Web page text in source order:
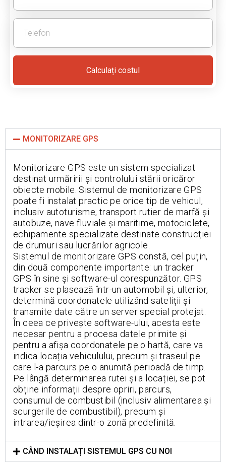
Calculați costul
MONITORIZARE GPS
Monitorizare GPS este un sistem specializat
destinat urmăririi și controlului stării oricăror
obiecte mobile. Sistemul de monitorizare GPS
poate fi instalat practic pe orice tip de vehicul,
inclusiv autoturisme, transport rutier de marfă și
autobuze, nave fluviale și maritime, motociclete,
echipamente specializate destinate construcției
de drumuri sau lucrărilor agricole.⠀
Sistemul de monitorizare GPS constă, cel puțin,
din două componente importante: un tracker
GPS în sine și software-ul corespunzător. GPS
tracker se plasează într-un automobil și, ulterior,
determină coordonatele utilizând sateliții și
transmite date către un server special protejat.
În ceea ce privește software-ului, acesta este
necesar pentru a procesa datele primite și
pentru a afișa coordonatele pe o hartă, care va
indica locația vehiculului, precum și traseul pe
care l-a parcurs pe o anumită perioadă de timp.
Pe lângă determinarea rutei și a locației, se pot
obține informații despre opriri, parcurs,
consumul de combustibil (inclusiv alimentarea și
scurgerile de combustibil), precum și
intrarea/ieșirea dintr-o zonă predefinită.
CÂND INSTALAȚI SISTEMUL GPS CU NOI